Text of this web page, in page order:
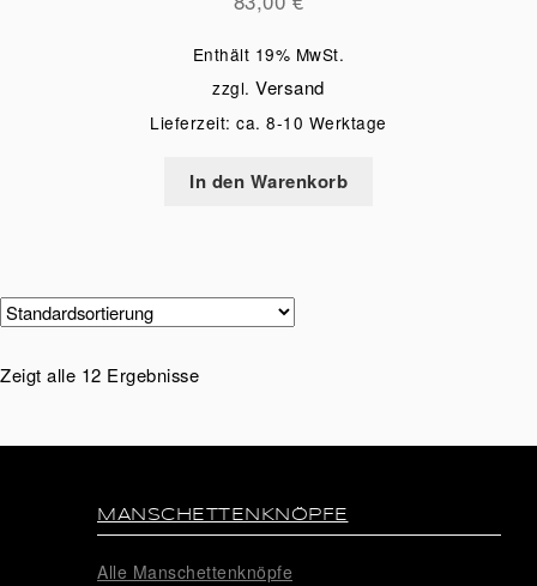
Enthält 19% MwSt.
zzgl.Versand
Lieferzeit: ca. 8-10 Werktage
In den Warenkorb
Zeigt alle 12 Ergebnisse
MANSCHETTENKNÖPFE
Alle Manschettenknöpfe